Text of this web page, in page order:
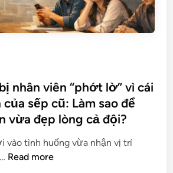
nhân viên “phớt lờ” vì cái
sếp cũ: Làm sao để
vừa đẹp lòng cả đội?
vào tình huống vừa nhận vị trí
Read more